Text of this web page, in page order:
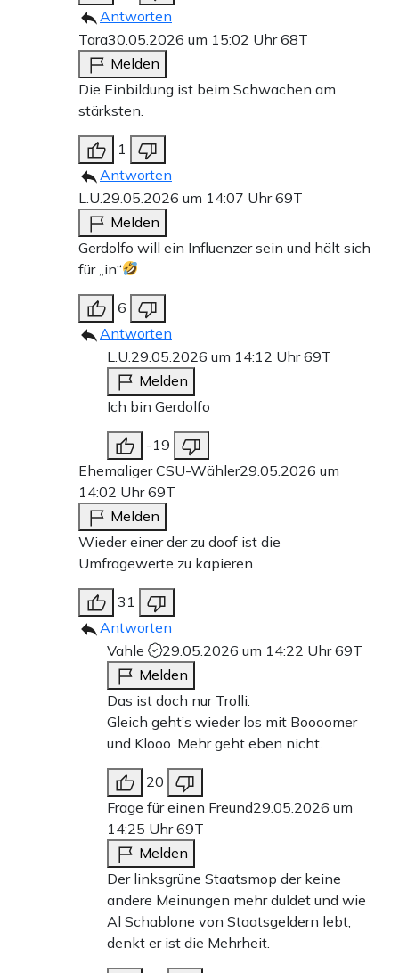
Antworten
Tara30.05.2026 um 15:02 Uhr68T
Melden
Die Einbildung ist beim Schwachen am
stärksten.
1
Antworten
L.U. 29.05.2026 um 14:07 Uhr69T
Melden
Gerdolfo will ein Influenzer sein und hält sich
für „in“
6
Antworten
L.U. 29.05.2026 um 14:12 Uhr69T
Melden
Ich bin Gerdolfo
-19
Ehemaliger CSU-Wähler29.05.2026 um
14:02 Uhr69T
Melden
Wieder einer der zu doof ist die
Umfragewerte zu kapieren.
31
Antworten
Vahle
29.05.2026 um 14:22 Uhr69T
Melden
Das ist doch nur Trolli.
Gleich geht’s wieder los mit Boooomer
und Klooo. Mehr geht eben nicht.
20
Frage für einen Freund29.05.2026 um
14:25 Uhr69T
Melden
Der linksgrüne Staatsmop der keine
andere Meinungen mehr duldet und wie
Al Schablone von Staatsgeldern lebt,
denkt er ist die Mehrheit.